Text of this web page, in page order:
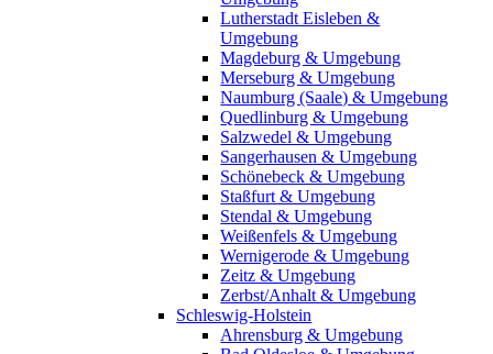
Lutherstadt Eisleben &
Umgebung
Magdeburg & Umgebung
Merseburg & Umgebung
Naumburg (Saale) & Umgebung
Quedlinburg & Umgebung
Salzwedel & Umgebung
Sangerhausen & Umgebung
Schönebeck & Umgebung
Staßfurt & Umgebung
Stendal & Umgebung
Weißenfels & Umgebung
Wernigerode & Umgebung
Zeitz & Umgebung
Zerbst/Anhalt & Umgebung
Schleswig-Holstein
Ahrensburg & Umgebung